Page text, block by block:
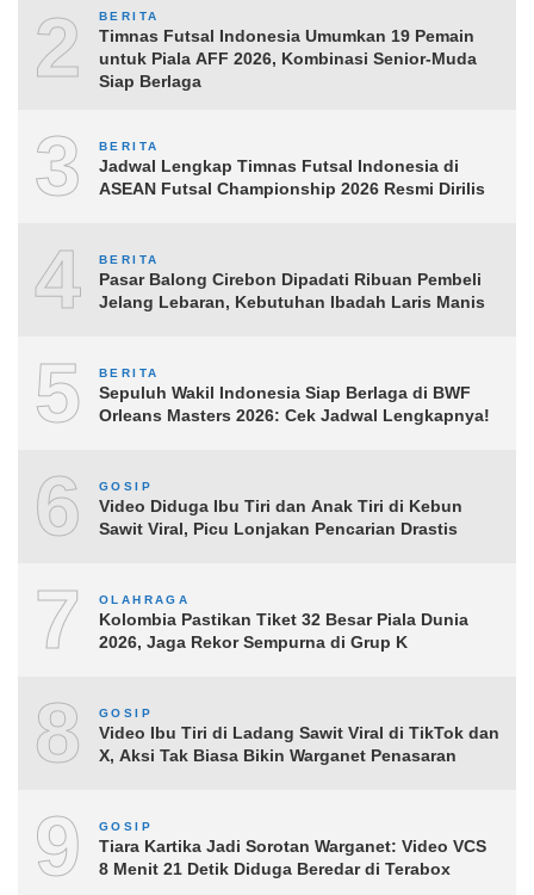
2 BERITA
Timnas Futsal Indonesia Umumkan 19 Pemain
untuk Piala AFF 2026, Kombinasi Senior-Muda
Siap Berlaga
3 BERITA
Jadwal Lengkap Timnas Futsal Indonesia di
ASEAN Futsal Championship 2026 Resmi Dirilis
4 BERITA
Pasar Balong Cirebon Dipadati Ribuan Pembeli
Jelang Lebaran, Kebutuhan Ibadah Laris Manis
5 BERITA
Sepuluh Wakil Indonesia Siap Berlaga di BWF
Orleans Masters 2026: Cek Jadwal Lengkapnya!
6 GOSIP
Video Diduga Ibu Tiri dan Anak Tiri di Kebun
Sawit Viral, Picu Lonjakan Pencarian Drastis
7 OLAHRAGA
Kolombia Pastikan Tiket 32 Besar Piala Dunia
2026, Jaga Rekor Sempurna di Grup K
8 GOSIP
Video Ibu Tiri di Ladang Sawit Viral di TikTok dan
X, Aksi Tak Biasa Bikin Warganet Penasaran
9 GOSIP
Tiara Kartika Jadi Sorotan Warganet: Video VCS
8 Menit 21 Detik Diduga Beredar di Terabox